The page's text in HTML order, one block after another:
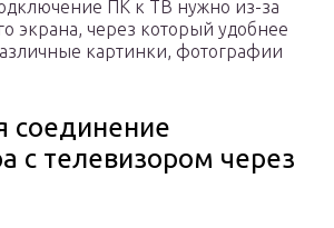
ПК к ТВ нужно из-за
экрана, через который удобнее
картинки, фотографии
соединение
с телевизором через